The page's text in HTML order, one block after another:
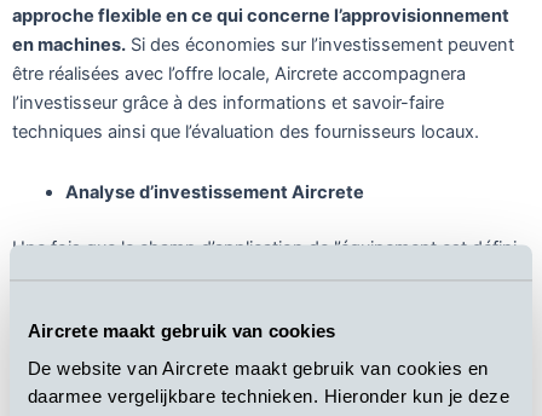
Aircrete maakt gebruik van cookies
De website van Aircrete maakt gebruik van cookies en
daarmee vergelijkbare technieken. Hieronder kun je deze
approche flexible en ce qui concerne l’approvisionnement
en machines. Si des économies sur l’investissement peuvent
être réalisées avec l’offre locale, Aircrete accompagnera
l’investisseur grâce à des informations et savoir-faire
techniques ainsi que l’évaluation des fournisseurs locaux.
Analyse d’investissement Aircrete
Une fois que le champ d’application de l’équipement est défini,
un budget d’investissement complet est préparé. Avec
des investissements, nous sommes bien placés pour
accompagner la préparation de votre projet.Notre analyse
Aircrete va au-delà des prévisions budgétaires et